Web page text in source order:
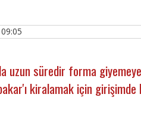
uzun süredir forma
kiralamak için girişimde